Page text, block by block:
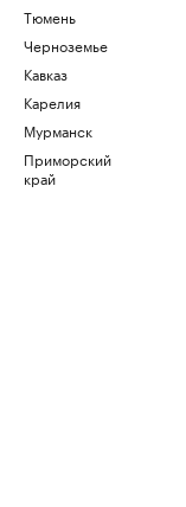
Тюмень
Черноземье
Кавказ
Карелия
Мурманск
Приморский
край